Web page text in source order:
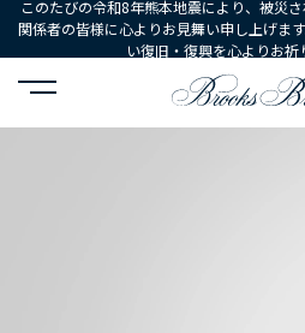
このたびの令和8年熊本地震により、被災
関係者の皆様に心よりお見舞い申し上げま
い復旧・復興を心よりお祈
HOME シューズ・アクセサリ